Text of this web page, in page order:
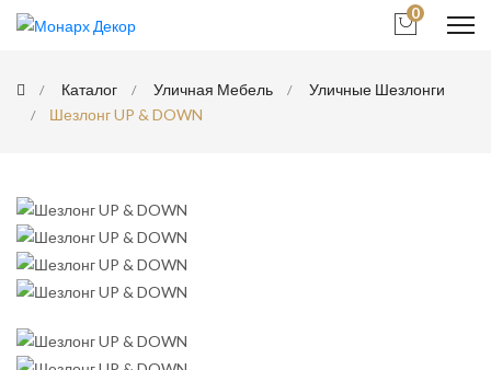
0
Каталог Уличная Мебель
Уличные Шезлонги
Шезлонг UP & DOWN